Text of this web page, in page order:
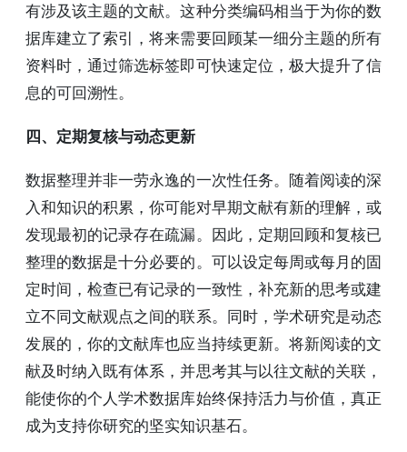
有涉及该主题的文献。这种分类编码相当于为你的数
据库建立了索引，将来需要回顾某一细分主题的所有
资料时，通过筛选标签即可快速定位，极大提升了信
息的可回溯性。
四、定期复核与动态更新
数据整理并非一劳永逸的一次性任务。随着阅读的深
入和知识的积累，你可能对早期文献有新的理解，或
发现最初的记录存在疏漏。因此，定期回顾和复核已
整理的数据是十分必要的。可以设定每周或每月的固
定时间，检查已有记录的一致性，补充新的思考或建
立不同文献观点之间的联系。同时，学术研究是动态
发展的，你的文献库也应当持续更新。将新阅读的文
献及时纳入既有体系，并思考其与以往文献的关联，
能使你的个人学术数据库始终保持活力与价值，真正
成为支持你研究的坚实知识基石。